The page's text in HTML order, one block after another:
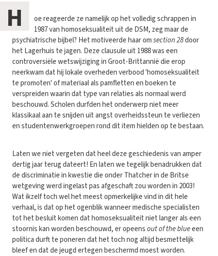
H
oe reageerde ze namelijk op het volledig schrappen in
1987 van homoseksualiteit uit de DSM, zeg maar de
psychiatrische bijbel? Het motiveerde haar omsection 28door
het Lagerhuis te jagen. Deze clausule uit 1988 was een
controversiële wetswijziging in Groot-Brittannië die erop
neerkwam dat hij lokale overheden verbood 'homoseksualiteit
te promoten' of materiaal als pamfletten en boeken te
verspreiden waarin dat type van relaties als normaal werd
beschouwd. Scholen durfden het onderwerp niet meer
klassikaal aan te snijden uit angst overheidssteun te verliezen
en studentenwerkgroepen rond dit item hielden op te bestaan.
Laten we niet vergeten dat heel deze geschiedenis van amper
dertig jaar terug dateert! En laten we tegelijk benadrukken dat
de discriminatie in kwestie die onder Thatcher in de Britse
wetgeving werd ingelast pas afgeschaft zou worden in 2003!
Wat ikzelf toch wel het meest opmerkelijke vind in dit hele
verhaal, is dat op het ogenblik wanneer medische specialisten
tot het besluit komen dat homoseksualiteit niet langer als een
stoornis kan worden beschouwd, er opeensout of the blueeen
politica durft te poneren dat het toch nog altijd besmettelijk
bleef en dat de jeugd ertegen beschermd moest worden.